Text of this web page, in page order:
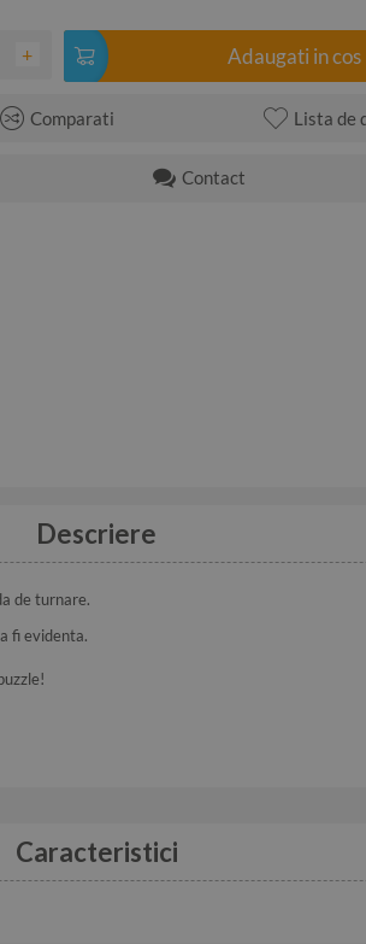
+ Adaugati in cos
Comparati Lista de
Contact
Descriere
de turnare.
fi evidenta.
Caracteristici